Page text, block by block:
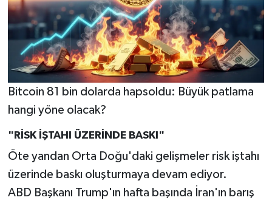
Bitcoin 81 bin dolarda hapsoldu: Büyük patlama
hangi yöne olacak?
"RİSK İŞTAHI ÜZERİNDE BASKI"
Öte yandan Orta Doğu'daki gelişmeler risk iştahı
üzerinde baskı oluşturmaya devam ediyor.
ABD Başkanı Trump'ın hafta başında İran'ın barış